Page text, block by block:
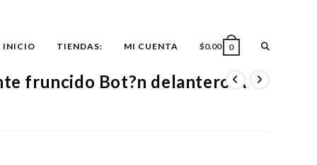
INICIO TIENDAS: MI CUENTA $0.00 0 ALTERNAR
fruncido Bot?n delantero A